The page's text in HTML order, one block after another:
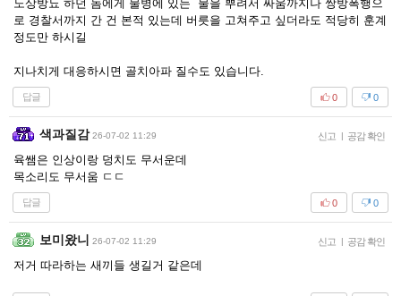
노상방뇨 하던 놈에게 물병에 있는 물을 뿌려서 싸움까지나 쌍방폭행으
로 경찰서까지 간 건 본적 있는데 버릇을 고쳐주고 싶더라도 적당히 훈계
정도만 하시길
지나치게 대응하시면 골치아파 질수도 있습니다.
답글 0
0
색과질감 26-07-02 11:29 신고 | 공감 확인
육쌤은 인상이랑 덩치도 무서운데
목소리도 무서움 ㄷㄷ
답글 0
0
보미왔니 26-07-02 11:29 신고 | 공감 확인
저거 따라하는 새끼들 생길거 같은데